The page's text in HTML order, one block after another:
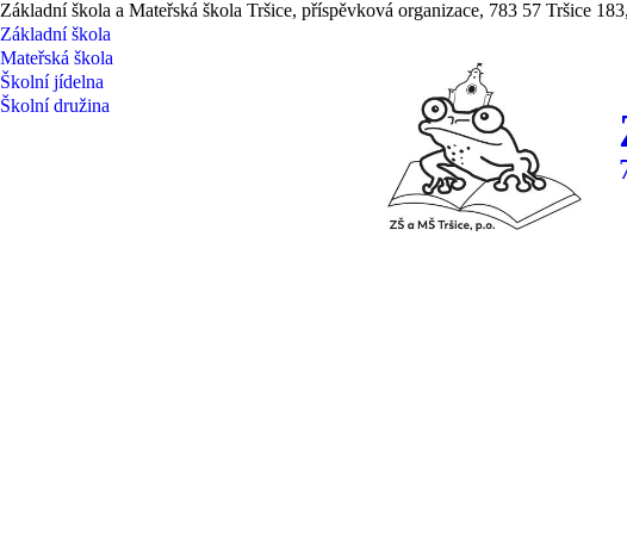
Základní škola a Mateřská škola Tršice, příspěvková organizace, 783 57 Tršice
Základní škola
Mateřská škola
Školní jídelna
Školní družina